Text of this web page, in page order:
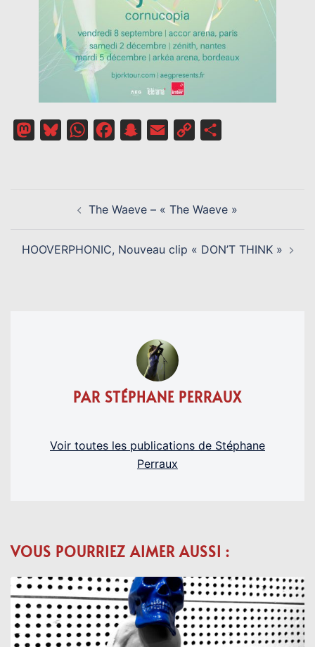
MastodonBlueskyWhatsAppFacebookSnapchat
Email
Copy
D’ARTICLE The Waeve – « The Waeve »
HOOVERPHONIC, Nouveau clip « DON’T THINK »
PAR STÉPHANE PERRAUX
Voir toutes les publications de Stéphane
Perraux
VOUS POURRIEZ AIMER AUSSI :